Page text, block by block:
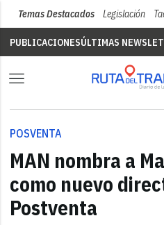
Temas Destacados Legislación
PUBLICACIONESÚLTIMAS
POSVENTA
MAN nombra a
como nuevo
Postventa